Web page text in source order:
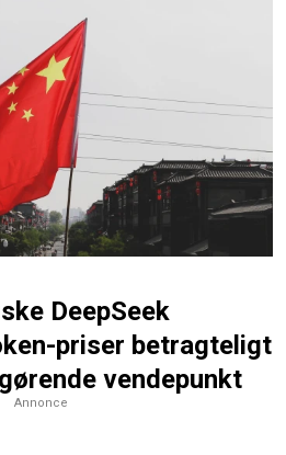
DeepSeek
priser betragteligt
vendepunkt
Annonce